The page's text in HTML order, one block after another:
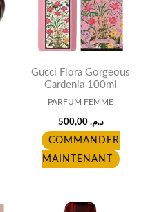
Gucci Flora Gorgeous
Gardenia 100ml
PARFUM FEMME
د.م. 500,00
COMMANDER
MAINTENANT